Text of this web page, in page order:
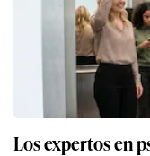
Los expertos en